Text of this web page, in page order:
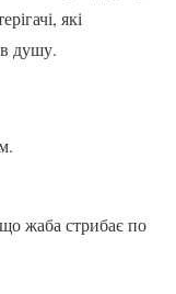
які
в душу.
жаба стрибає по